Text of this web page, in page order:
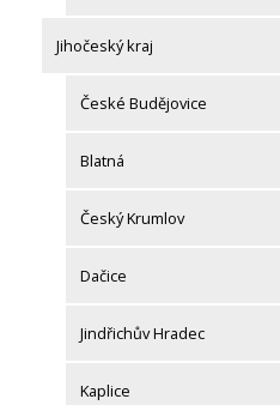
Jihočeský kraj
České Budějovice
Blatná
Český Krumlov
Dačice
Jindřichův Hradec
Kaplice